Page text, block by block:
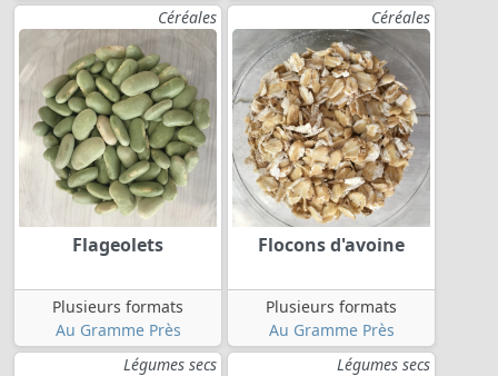
Céréales
Flageolets
Plusieurs formats
Au Gramme Près
Céréales
Flocons d'avoine
Plusieurs formats
Au Gramme Près
Légumes secs
Légumes secs